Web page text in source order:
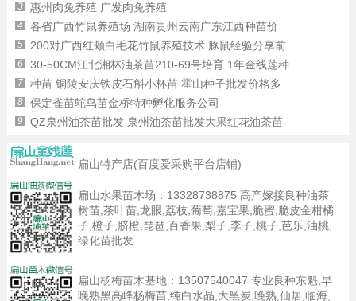
3 惠州肉兔养殖 广发肉兔养殖
4 各省广西竹鼠养殖场 湖南贵州云南广东江西种苗价
5 200对广西红颊白毛花竹鼠养殖技术 豚鼠经验分享前
6 30-50CM江北湘林油茶苗210-69号培育 1年金线莲种
7 种苗 铜陵安庆铁皮石斛小杯苗 霍山种子批发价格多
8 保定雀苗鸵鸟苗金桥特种孵化服务公司
9 QZ泉州油茶苗批发 泉州油茶苗批发大果红花油茶苗-
扁山特产店(百度爱采购平台店铺)
扁山水果苗木场： 13328738875 高产嫁接良种油茶
树苗,茶叶苗,龙眼,荔枝,葡萄,嘉宝果,脆蜜,脆皮金柑橘
子,橙子,脐橙,琵琶,百香果,梨子,李子,桃子,芭乐,油桃,
绿化苗批发
扁山杨梅苗木基地： 13507540047 专业良种东魁,早
晚熟黑高峰杨梅苗,纯白水晶,大黑炭,晚熟,仙居,临海,